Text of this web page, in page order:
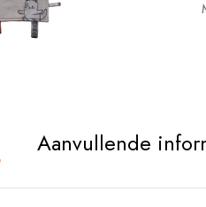
Aanvullende